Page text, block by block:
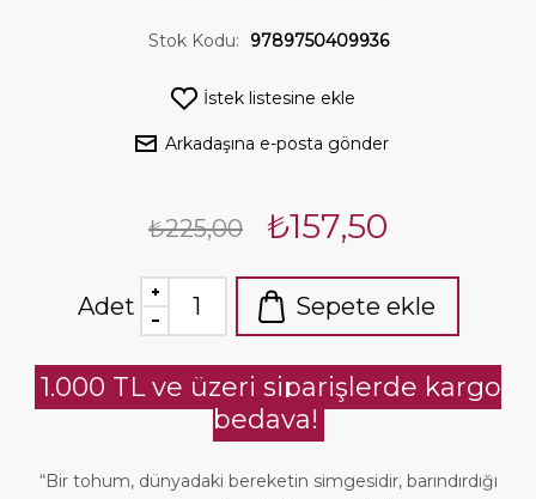
Stok Kodu: 9789750409936
İstek listesine ekle
Arkadaşına e-posta gönder
₺225,00 ₺157,50
Adet Sepete ekle
1.000 TL ve üzeri siparişlerde kargo
bedava!
“Bir tohum, dünyadaki bereketin simgesidir, barındırdığı